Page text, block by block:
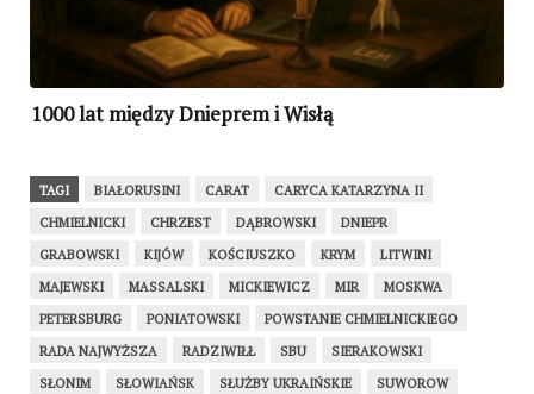
1000 lat między Dnieprem i Wisłą
TAGI BIAŁORUSINI CARAT
CARYCA KATARZYNA II
CHMIELNICKI
CHRZEST DĄBROWSKI
DNIEPR
GRABOWSKI
KIJÓW KOŚCIUSZKO KRYM
LITWINI
MAJEWSKI
MASSALSKI MICKIEWICZ MIR
MOSKWA
PETERSBURG
PONIATOWSKI
POWSTANIE CHMIELNICKIEGO
RADA NAJWYŻSZA
RADZIWIŁŁ SBU
SIERAKOWSKI
SŁONIM
SŁOWIAŃSK SŁUŻBY UKRAIŃSKIE
SUWOROW